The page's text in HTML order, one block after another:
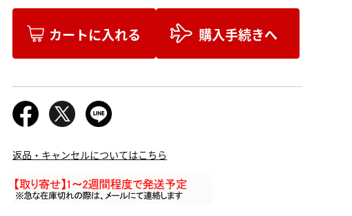
カートに入れる 購入手続きへ
返品・キャンセルについてはこちら